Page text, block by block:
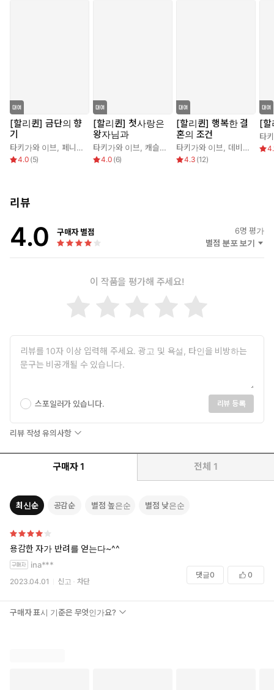
[할리퀸] 금단의 향
기
타키가와 이브 페니 조던
4.0 (5)
[할리퀸] 첫사랑은
왕자님과
타키가와 이브 캐슬린 젠슨
4.0 (6)
[할리퀸] 행복한 결
혼의 조건
타키가와 이브 데비 매컴버
4.3 (12)
[할
타
리뷰
4.0 구매자 별점 6명 평가
별점 분포 보기
이 작품을 평가해 주세요!
스포일러가 있습니다. 리뷰 등록
리뷰 작성 유의사항
구매자 1 전체 1
최신순 공감순 별점 높은순 별점 낮은순
용감한 자가 반려를 얻는다~^^
ina***
2023.04.01 신고 차단
댓글0 0
구매자 표시 기준은 무엇인가요?